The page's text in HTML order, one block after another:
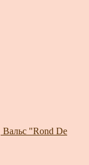
Вальс "Rond De